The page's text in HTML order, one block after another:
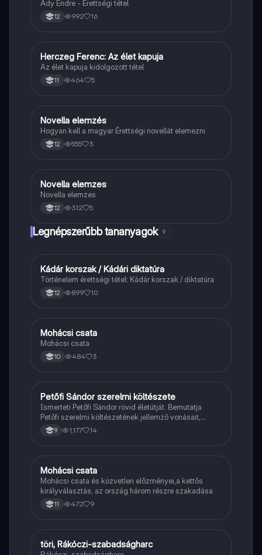
Ady Endre - Érettségi tétel
12 992 16
Magyar
Herczeg Ferenc: Az élet kapuja
Az élet kapuja kidolgozott tétel
11 464 5
Magyar
Novella elemzés
Hogyan kell a magyar Érettségi novellát elemezni
12 555 3
Magyar
Novella elemzes
Novella elemzes
12 312 5
Legnépszerűbb tananyagok 9
Töri
Kádár korszak / Kádári diktatúra
Történelem érettségi tétel: Kádár korszak / diktatúra
12 899 10
Magyar
Mohácsi csata
Mohácsi csata
10 484 3
Magyar
Petőfi Sándor szerelmi költészete
Ismerteti Petőfi Sándor rövid életútját. Bemutatja
Petőfi szerelmi költészetének jellemző vonásait,
vereseinek ihletőit és külön kitér a hitvesi
költészetére.
9 1,177 14
Töri
Mohácsi csata
Mohácsi csata és közvetlen előzményei,a kettős
királyválasztás, az ország három részre szakadása
11 472 9
Töri
töri, Rákóczi-szabadságharc